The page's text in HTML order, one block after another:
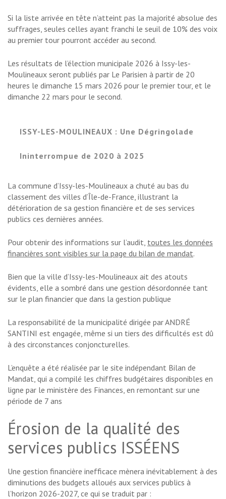
Si la liste arrivée en tête n’atteint pas la majorité absolue des
suffrages, seules celles ayant franchi le seuil de 10% des voix
au premier tour pourront accéder au second.
Les résultats de l’élection municipale 2026 à Issy-les-
Moulineaux seront publiés par Le Parisien à partir de 20
heures le dimanche 15 mars 2026 pour le premier tour, et le
dimanche 22 mars pour le second.
ISSY-LES-MOULINEAUX : Une Dégringolade
Ininterrompue de 2020 à 2025
La commune d’Issy-les-Moulineaux a chuté au bas du
classement des villes d’Île-de-France, illustrant la
détérioration de sa gestion financière et de ses services
publics ces dernières années.
Pour obtenir des informations sur l’audit, toutes les données
financières sont visibles sur la page du bilan de mandat.
Bien que la ville d’Issy-les-Moulineaux ait des atouts
évidents, elle a sombré dans une gestion désordonnée tant
sur le plan financier que dans la gestion publique
La responsabilité de la municipalité dirigée par ANDRÉ
SANTINI est engagée, même si un tiers des difficultés est dû
à des circonstances conjoncturelles.
L’enquête a été réalisée par le site indépendant Bilan de
Mandat, qui a compilé les chiffres budgétaires disponibles en
ligne par le ministère des Finances, en remontant sur une
période de 7 ans
Érosion de la qualité des
services publics ISSÉENS
Une gestion financière inefficace mènera inévitablement à des
diminutions des budgets alloués aux services publics à
l’horizon 2026-2027, ce qui se traduit par :